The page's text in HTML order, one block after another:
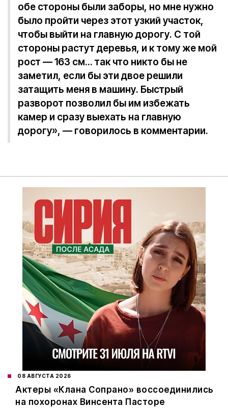
обе стороны были заборы, но мне нужно
было пройти через этот узкий участок,
чтобы выйти на главную дорогу. С той
стороны растут деревья, и к тому же мой
рост — 163 см… так что никто бы не
заметил, если бы эти двое решили
затащить меня в машину. Быстрый
разворот позволил бы им избежать
камер и сразу выехать на главную
дорогу», — говорилось в комментарии.
08 АВГУСТА 2026
Актеры «Клана Сопрано» воссоединились
на похоронах Винсента Пасторе